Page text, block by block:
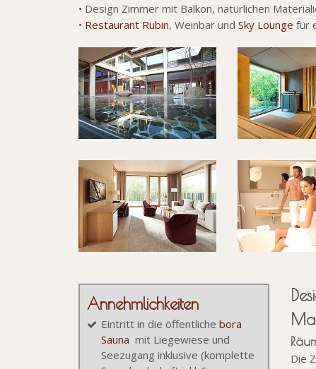
• Design Zimmer mit Balkon, natürlichen
• Restaurant Rubin, Weinbar und Sky Lounge für
Annehmlichkeiten
Eintritt in die öffentlichebora
Sauna mit Liegewiese und
Seezugang inklusive (komplette
Die